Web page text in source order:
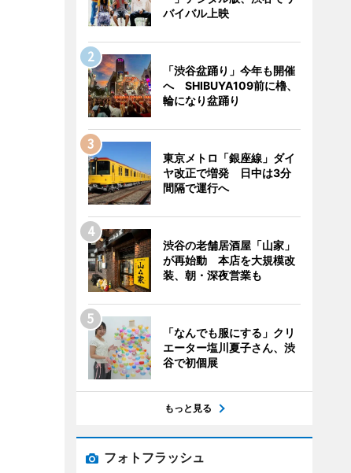
バイバル上映
「渋谷盆踊り」今年も開催
へ SHIBUYA109前に櫓、
輪になり盆踊り
東京メトロ「銀座線」ダイ
ヤ改正で増発 日中は3分
間隔で運行へ
渋谷の老舗居酒屋「山家」
が再始動 本店を大規模改
装、朝・深夜営業も
「なんでも服にする」クリ
エーター塩川夏子さん、渋
谷で初個展
もっと見る
フォトフラッシュ